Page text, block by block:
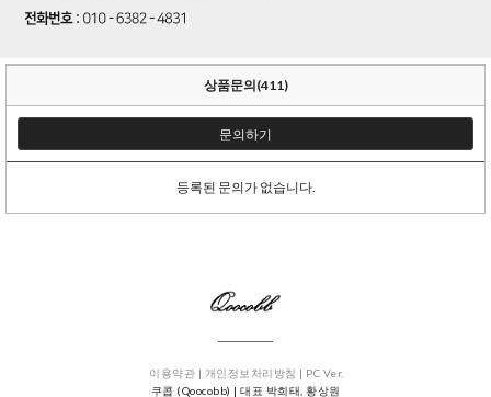
상품문의(411)
문의하기
등록된 문의가 없습니다.
이용약관 | 개인정보처리방침 | PC Ver.
쿠콥 (Qoocobb) | 대표 박희태, 황상원